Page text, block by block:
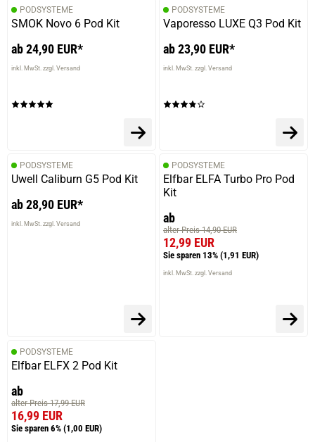
PODSYSTEME
SMOK Novo 6 Pod Kit
ab 24,90 EUR*
inkl. MwSt. zzgl. Versand
PODSYSTEME
Vaporesso LUXE Q3 Pod Kit
ab 23,90 EUR*
inkl. MwSt. zzgl. Versand
PODSYSTEME
Uwell Caliburn G5 Pod Kit
ab 28,90 EUR*
inkl. MwSt. zzgl. Versand
PODSYSTEME
Elfbar ELFA Turbo Pro Pod
Kit
ab
alter Preis 14,90 EUR
12,99 EUR
Sie sparen 13% (1,91 EUR)
inkl. MwSt. zzgl. Versand
PODSYSTEME
Elfbar ELFX 2 Pod Kit
ab
alter Preis 17,99 EUR
16,99 EUR
Sie sparen 6% (1,00 EUR)